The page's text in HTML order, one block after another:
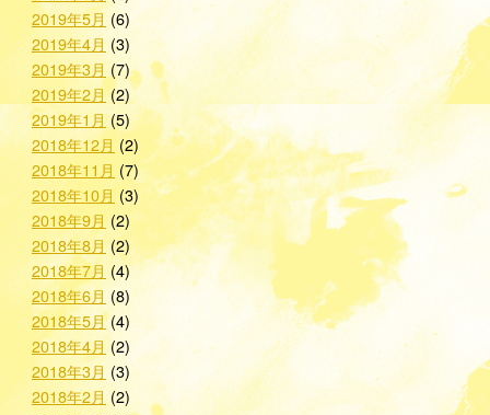
2019年5月 (6)
2019年4月(3)
2019年3月 (7)
2019年2月(2)
2019年1月(5)
2018年12月 (2)
2018年11月 (7)
2018年10月 (3)
2018年9月(2)
2018年8月(2)
2018年7月 (4)
2018年6月 (8)
2018年5月(4)
2018年4月 (2)
2018年3月 (3)
2018年2月 (2)